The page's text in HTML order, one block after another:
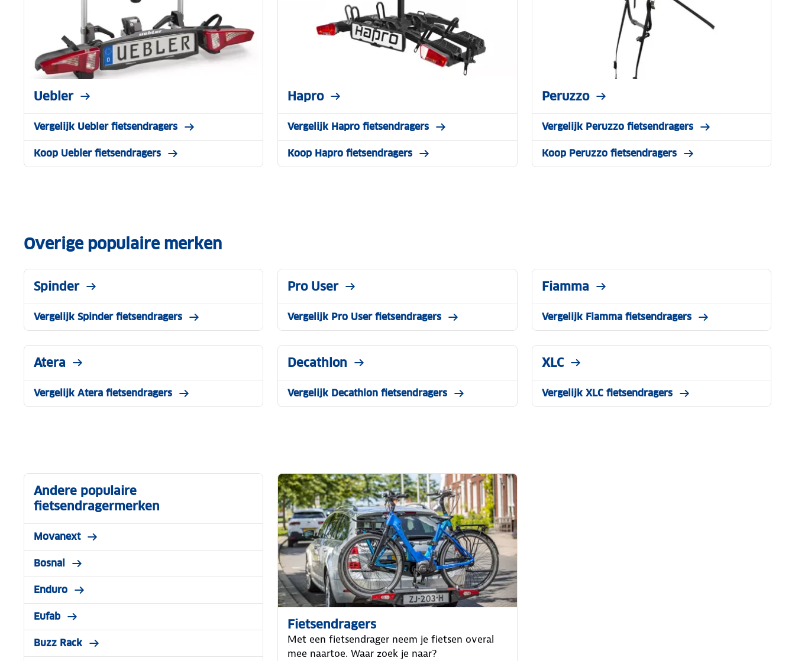
Uebler
Vergelijk Uebler fietsendragers
Koop Uebler fietsendragers
Hapro
Vergelijk Hapro fietsendragers
Koop Hapro fietsendragers
Peruzzo
Vergelijk Peruzzo fietsendragers
Koop Peruzzo fietsendragers
Overige populaire merken
Spinder
Vergelijk Spinder fietsendragers
Pro User
Vergelijk Pro User fietsendragers
Fiamma
Vergelijk Fiamma fietsendragers
Atera
Vergelijk Atera fietsendragers
Decathlon
Vergelijk Decathlon fietsendragers
XLC
Vergelijk XLC fietsendragers
Andere populaire
fietsendragermerken
Movanext
Bosnal
Enduro
Eufab
Buzz Rack
Fietsendragers
Met een fietsendrager neem je fietsen overal
mee naartoe. Waar zoek je naar?